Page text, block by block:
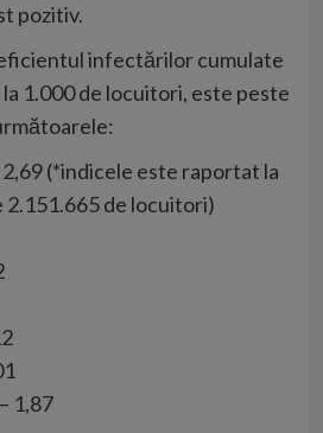
pozitiv.
infectărilor cumulate
1.000 de locuitori, este peste
(*indicele este raportat la
2.151.665 de locuitori)
1,87